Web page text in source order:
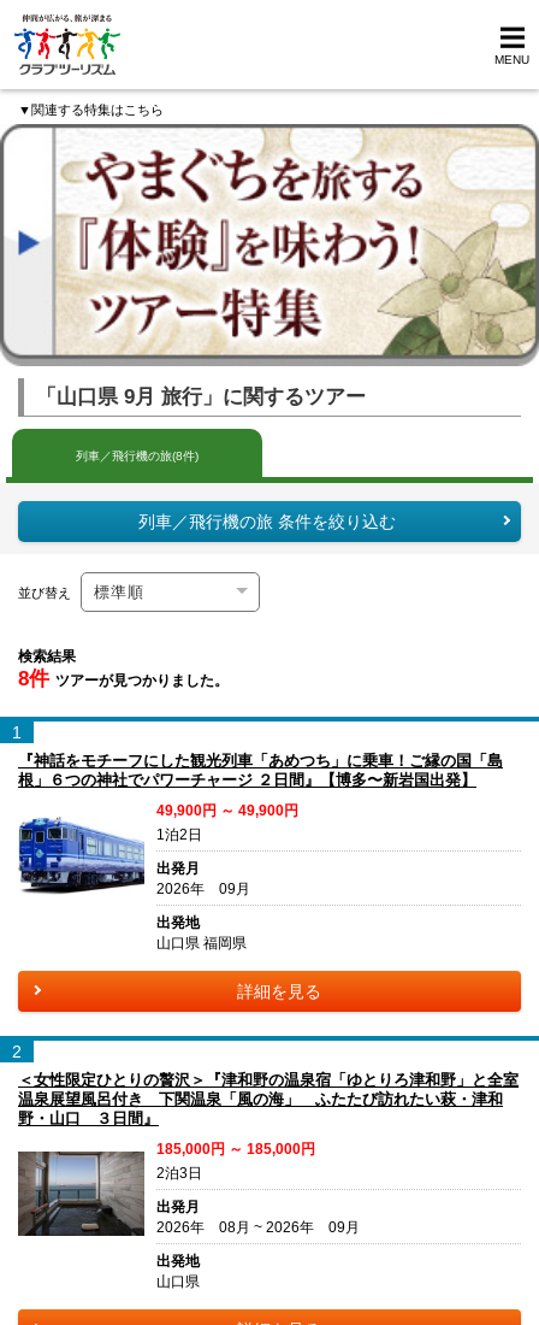
MENU
▼関連する特集はこちら
「山口県 9月 旅行」に関するツアー
列車／飛行機の旅(8件)
列車／飛行機の旅 条件を絞り込む
並び替え
検索結果
8件 ツアーが見つかりました。
1
『神話をモチーフにした観光列車「あめつち」に乗車！ご縁の国「島
根」６つの神社でパワーチャージ ２日間』【博多〜新岩国出発】
49,900円 ～ 49,900円
1泊2日
出発月
2026年 09月
出発地
山口県 福岡県
詳細を見る
2
＜女性限定ひとりの贅沢＞『津和野の温泉宿「ゆとりろ津和野」と全室
温泉展望風呂付き 下関温泉「風の海」 ふたたび訪れたい萩・津和
野・山口 ３日間』
185,000円 ～ 185,000円
2泊3日
出発月
2026年 08月 ~ 2026年 09月
出発地
山口県